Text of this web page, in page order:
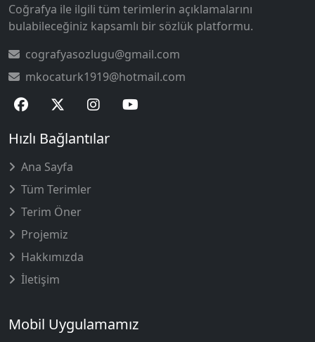
Coğrafya ile ilgili tüm terimlerin açıklamalarını
bulabileceğiniz kapsamlı bir sözlük platformu.
cografyasozlugu@gmail.com
mkocaturk1919@hotmail.com
Hızlı Bağlantılar
Ana Sayfa
Tüm Terimler
Terim Öner
Projemiz
Hakkımızda
İletişim
Mobil Uygulamamız